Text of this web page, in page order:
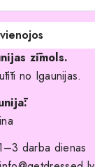
zīmols.
no Igaunijas.
darba dienas